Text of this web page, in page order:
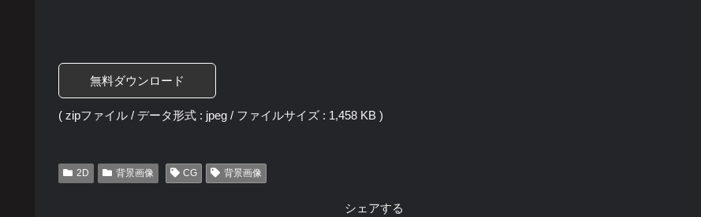
無料ダウンロード
( zipファイル / データ形式 : jpeg / ファイルサイズ : 1,458 KB )
2D 背景画像 CG 背景画像
シェアする